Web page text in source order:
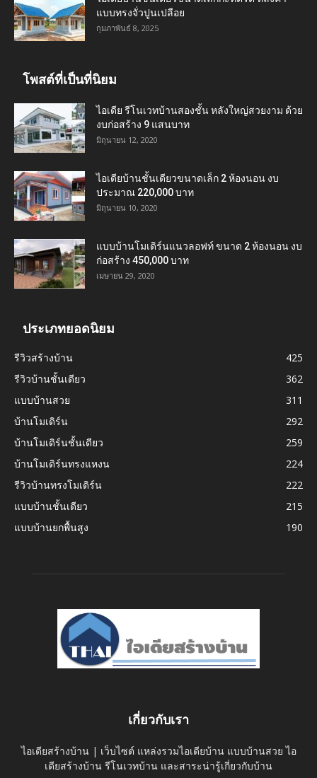
แบบทรงจั่วปูนเปลือย
กุมภาพันธ์ 8, 2025
โพสต์ที่เป็นที่นิยม
ไอเดีย รีโนเวทบ้านสองชั้น หลังใหญ่สวยงาม ด้วย
งบก่อสร้าง 9 แสนบาท
มิถุนายน 12, 2020
ไอเดียบ้านชั้นเดียวขนาดเล็ก 2 ห้องนอน งบ
ประมาณ 220,000 บาท
มิถุนายน 10, 2020
แบบบ้านโมเดิร์นแนวลอฟท์ ขนาด 2 ห้องนอน งบ
ก่อสร้าง 450,000 บาท
เมษายน 29, 2020
ประเภทยอดนิยม
รีวิวสร้างบ้าน
425
รีวิวบ้านชั้นเดียว
362
แบบบ้านสวย
311
บ้านโมเดิร์น
292
บ้านโมเดิร์นชั้นเดียว
259
บ้านโมเดิร์นทรงแหงน
224
รีวิวบ้านทรงโมเดิร์น
222
แบบบ้านชั้นเดียว
215
แบบบ้านยกพื้นสูง
190
เกี่ยวกับเรา
ไอเดียสร้างบ้าน | เว็บไซต์ แหล่งรวมไอเดียบ้าน แบบบ้านสวย ไอ
เดียสร้างบ้าน รีโนเวทบ้าน และสาระน่ารู้เกี่ยวกับบ้าน